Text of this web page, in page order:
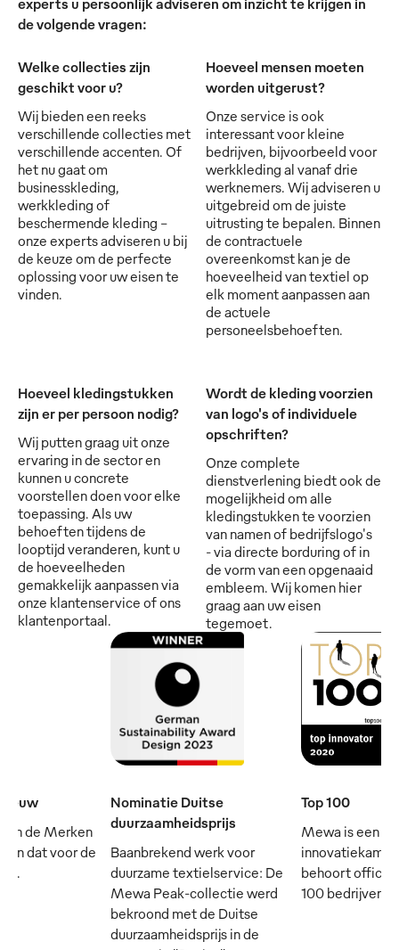
de volgende vragen:
Welke collecties zijn
geschikt voor u?
Wij bieden een reeks
verschillende collecties met
verschillende accenten. Of
het nu gaat om
businesskleding,
werkkleding of
beschermende kleding -
onze experts adviseren u bij
de keuze om de perfecte
oplossing voor uw eisen te
vinden.
Hoeveel mensen moeten
worden uitgerust?
Onze service is ook
interessant voor kleine
bedrijven, bijvoorbeeld voor
werkkleding al vanaf drie
werknemers. Wij adviseren u
uitgebreid om de juiste
uitrusting te bepalen. Binnen
de contractuele
overeenkomst kan je de
hoeveelheid van textiel op
elk moment aanpassen aan
de actuele
personeelsbehoeften.
Hoeveel kledingstukken
zijn er per persoon nodig?
Wij putten graag uit onze
ervaring in de sector en
kunnen u concrete
voorstellen doen voor elke
toepassing. Als uw
behoeften tijdens de
looptijd veranderen, kunt u
de hoeveelheden
gemakkelijk aanpassen via
onze klantenservice of ons
klantenportaal.
Wordt de kleding voorzien
van logo's of individuele
opschriften?
Onze complete
dienstverlening biedt ook de
mogelijkheid om alle
kledingstukken te voorzien
van namen of bedrijfslogo's
- via directe borduring of in
de vorm van een opgenaaid
embleem. Wij komen hier
graag aan uw eisen
tegemoet.
eeuw
de Merken
en dat voor de
rij.
Nominatie Duitse
duurzaamheidsprijs
Baanbrekend werk voor
duurzame textielservice: De
Mewa Peak-collectie werd
bekroond met de Duitse
duurzaamheidsprijs in de
Top 100
Mewa is een
behoort
100 bedrijven